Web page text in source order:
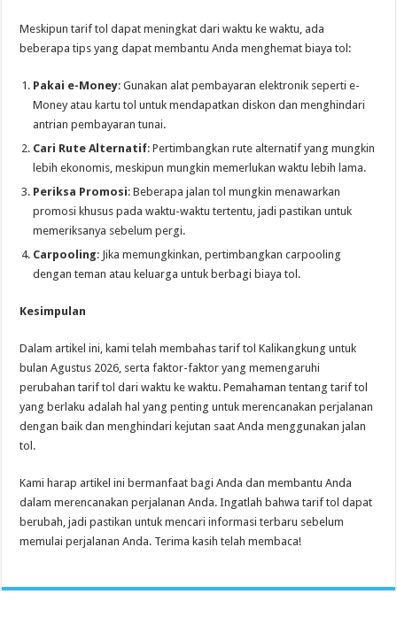
Meskipun tarif tol dapat meningkat dari waktu ke waktu, ada
beberapa tips yang dapat membantu Anda menghemat biaya tol:
Pakai e-Money: Gunakan alat pembayaran elektronik seperti e-
Money atau kartu tol untuk mendapatkan diskon dan menghindari
antrian pembayaran tunai.
Cari Rute Alternatif: Pertimbangkan rute alternatif yang mungkin
lebih ekonomis, meskipun mungkin memerlukan waktu lebih lama.
Periksa Promosi: Beberapa jalan tol mungkin menawarkan
promosi khusus pada waktu-waktu tertentu, jadi pastikan untuk
memeriksanya sebelum pergi.
Carpooling: Jika memungkinkan, pertimbangkan carpooling
dengan teman atau keluarga untuk berbagi biaya tol.
Kesimpulan
Dalam artikel ini, kami telah membahas tarif tol Kalikangkung untuk
bulan Agustus 2026, serta faktor-faktor yang memengaruhi
perubahan tarif tol dari waktu ke waktu. Pemahaman tentang tarif tol
yang berlaku adalah hal yang penting untuk merencanakan perjalanan
dengan baik dan menghindari kejutan saat Anda menggunakan jalan
tol.
Kami harap artikel ini bermanfaat bagi Anda dan membantu Anda
dalam merencanakan perjalanan Anda. Ingatlah bahwa tarif tol dapat
berubah, jadi pastikan untuk mencari informasi terbaru sebelum
memulai perjalanan Anda. Terima kasih telah membaca!